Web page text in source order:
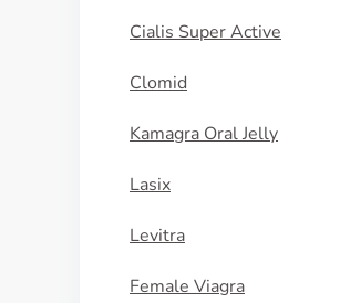
Cialis Super Active
Clomid
Kamagra Oral Jelly
Lasix
Levitra
Female Viagra